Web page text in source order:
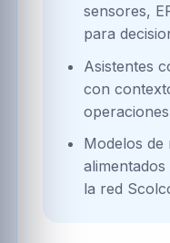
sensores,
para
Asistentes
con
Modelos de
la red